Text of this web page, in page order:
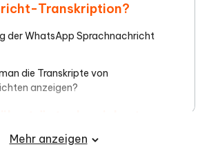
Transkription?
der WhatsApp Sprachnachricht
die Transkripte von
anzeigen?
auf dem
Mehr anzeigen